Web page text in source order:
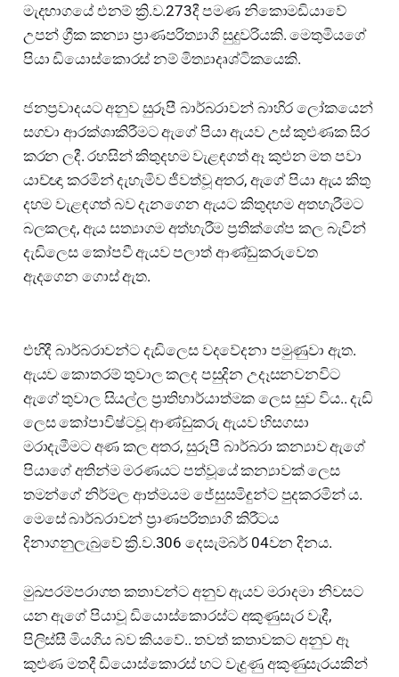
මැදභාගයේ එනම් ක්‍රි.ව.273දී පමණ නිකොමඩියාවේ
උපන් ග්‍රීක කන්‍යා ප්‍රාණපරිත්‍යාගි සුදුවරියකි. මෙතුමියගේ
පියා ඩියොස්කොරස් නම් මිත්‍යාදෘශ්ටිකයෙකි.
ජනප්‍රවාදයට අනුව සුරූපී බාර්බරාවන් බාහිර ලෝකයෙන්
සගවා ආරක්ශාකිරීමට ඇගේ පියා ඇයව උස් කුළුණක සිර
කරන ලදී. රහසින් කිතුදහම වැළඳගත් ඈ කුළුන මත පවා
යාච්ඥා කරමින් දැහැමිව ජීවත්වූ අතර, ඇගේ පියා ඇය කිතු
දහම වැළඳගත් බව දැනගෙන ඇයට කිතුදහම අතහැරීමට
බලකලද, ඇය සත්‍යාගම අත්හැරීම ප්‍රතික්ශේප කල බැවින්
දැඩිලෙස කෝපවී ඇයව පලාත් ආණ්ඩුකරුවෙත
ඇදගෙන ගොස් ඇත.
එහිදී බාර්බරාවන්ට දැඩිලෙස වදවේදනා පමුණුවා ඇත.
ඇයව කොතරම් තුවාල කලද පසුදින උදෑසනවනවිට
ඇගේ තුවාල සියල්ල ප්‍රාතිහාර්යාත්මක ලෙස සුව විය.. දැඩි
ලෙස කෝපාවිෂ්ටවූ ආණ්ඩුකරු ඇයව හිසගසා
මරාදැමීමට අණ කල අතර, සුරූපී බාර්බරා කන්‍යාව ඇගේ
පියාගේ අතින්ම මරණයට පත්වූයේ කන්‍යාවක් ලෙස
තමන්ගේ නිර්මල ආත්මයම ජේසුසමිඳුන්ට පුදකරමින්‍ ය.
මෙසේ බාර්බරාවන් ප්‍රාණපරිත්‍යාගි කිරීටය
දිනාගනුලැබුවේ ක්‍රි.ව.306 දෙසැම්බර් 04වන දිනය.
මුඛපරම්පරාගත කතාවන්ට අනුව ඇයව මරාදමා නිවසට
යන ඇගේ පියාවූ ඩියොස්කොරස්ට අකුණුසැර වැදී,
පිලිස්සී මියගිය බව කියවේ.. තවත් කතාවකට අනුව ඈ
කුළුණ මතදී ඩියොස්කොරස් හට වැදුණු අකුණුසැරයකින්